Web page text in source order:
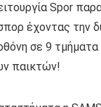
Spor
έχοντας την
σε 9
παικτών!